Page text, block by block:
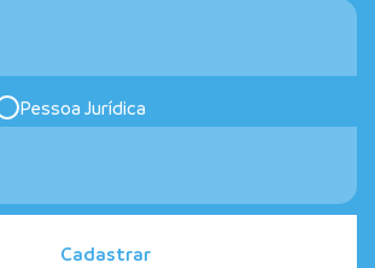
Pessoa Jurídica
Cadastrar